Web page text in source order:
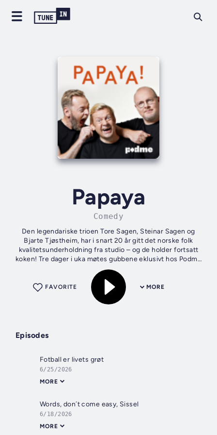
Papaya
Comedy
Den legendariske trioen Tore Sagen, Steinar Sagen og
Bjarte Tjøstheim, har i snart 20 år gitt det norske folk
kvalitetsunderholdning fra studio – og de holder fortsatt
koken! Tre dager i uka møtes gubbene eklusivt hos Podme
for å tulle og fjase,...
MORE
FAVORITE
Episodes
Fotball er livets grøt
6/25/2026
MORE
Words, don´t come easy, Sissel
6/18/2026
MORE